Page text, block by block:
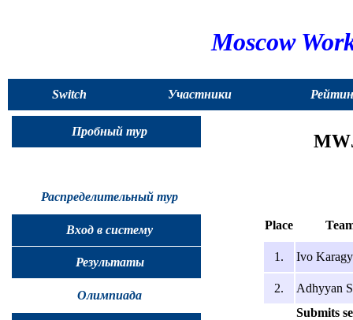
Moscow
Switch
to
English
Участники
Пробный тур
Распределительный тур
Вход в систему
Результаты
Олимпиада
Place
1. Ivo
2.
Adhyyan
Submits